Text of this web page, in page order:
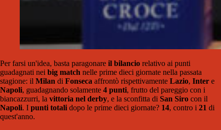
Per farsi un'idea, basta paragonare il bilancio relativo ai punti
guadagnati nei big match nelle prime dieci giornate nella passata
stagione: il Milan di Fonseca affrontò rispettivamente Lazio, Inter e
Napoli, guadagnando solamente 4 punti, frutto del pareggio con i
biancazzurri, la vittoria nel derby, e la sconfitta di San Siro con il
Napoli. I punti totali dopo le prime dieci giornate? 14, contro i 21 di
quest'anno.